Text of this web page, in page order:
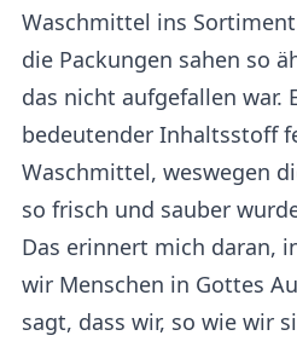
Waschmittel ins
die Packungen sahen so
das nicht aufgefallen war.
bedeutender Inhaltsstoff
Waschmittel, weswegen
so frisch und sauber
Das erinnert mich daran,
wir Menschen in Gottes
sagt, dass wir, so wie wir